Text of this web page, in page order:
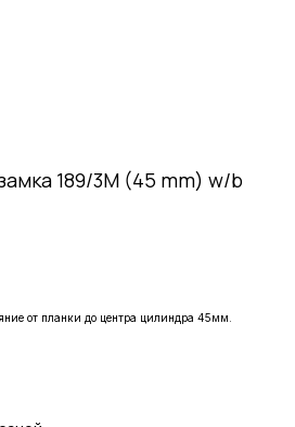
189/3M (45 mm) w/b
от планки до центра цилиндра 45мм.